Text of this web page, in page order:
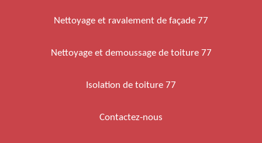
Nettoyage et ravalement de façade 77
Nettoyage et demoussage de toiture 77
Isolation de toiture 77
Contactez-nous